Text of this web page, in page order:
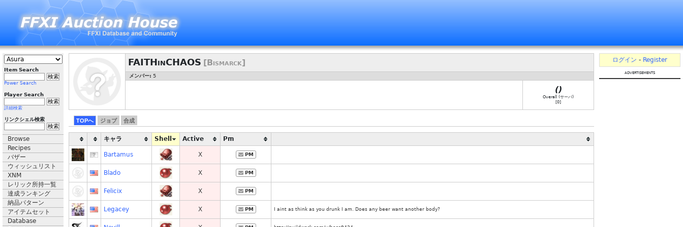
Item Search
Power Search
Player Search
詳細検索
リンクシェル検索
Browse
Recipes
バザー
ウィッシュリスト
XNM
レリック所持一覧
達成ランキング
納品パターン
アイテムセット
Database
FAITHinCHAOS [Bismarck]
メンバー: 5
()
Overall (サーバ)
[0]
TOPへ ジョブ 合成
キャラ Shell Active Pm
Bartamus X PM
Blado X PM
Felicix X PM
Legacey X PM I aint as think as you drunk I am. Does any beer want another body?
ログイン - Register
advertisements